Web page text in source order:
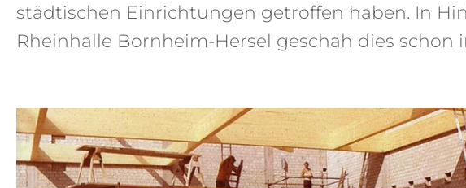
städtischen Einrichtungen getroffen haben. In
Rheinhalle Bornheim-Hersel geschah dies schon